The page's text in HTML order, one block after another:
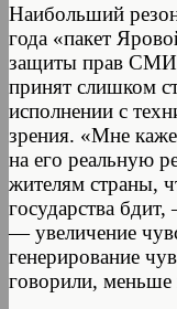
Наибольший
года «пакет
защиты прав СМИ
принят слишком
исполнении с
зрения. «Мне
на его реальную
жителям страны,
государства
— увеличение
генерирование
говорили,